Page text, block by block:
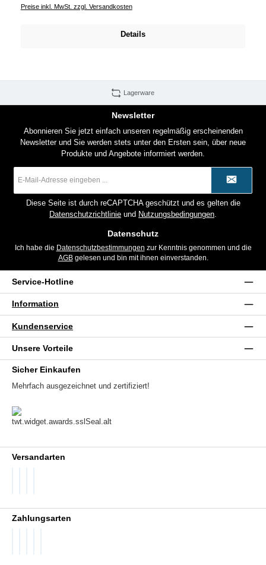
Preise inkl. MwSt. zzgl. Versandkosten
Details
Lagerware
Newsletter
Abonnieren Sie jetzt einfach unseren regelmäßig erscheinenden
Newsletter und Sie werden stets unter den Ersten sein, über neue
Produkte und Angebote informiert werden.
Mail-
Diese Seite ist durch reCAPTCHA geschützt und es gelten die
Datenschutzrichtlinie und Nutzungsbedingungen.
Datenschutz
Ich habe die Datenschutzbestimmungen
AGBgelesen und bin mit ihnen einverstanden.
Service-Hotline
Information
Kundenservice
Unsere Vorteile
Sicher Einkaufen
Mehrfach ausgezeichnet und zertifiziert!
Versandarten
Zahlungsarten